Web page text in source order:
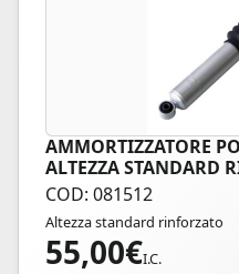
AMMORTIZZATORE
ALTEZZA STANDARD
COD: 081512
Altezza standard rinforzato
55,00€I.C.